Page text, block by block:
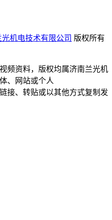
机电技术有限公司 版权所有
频资料，版权均属济南兰光机
、网站或个人
接、转贴或以其他方式复制发